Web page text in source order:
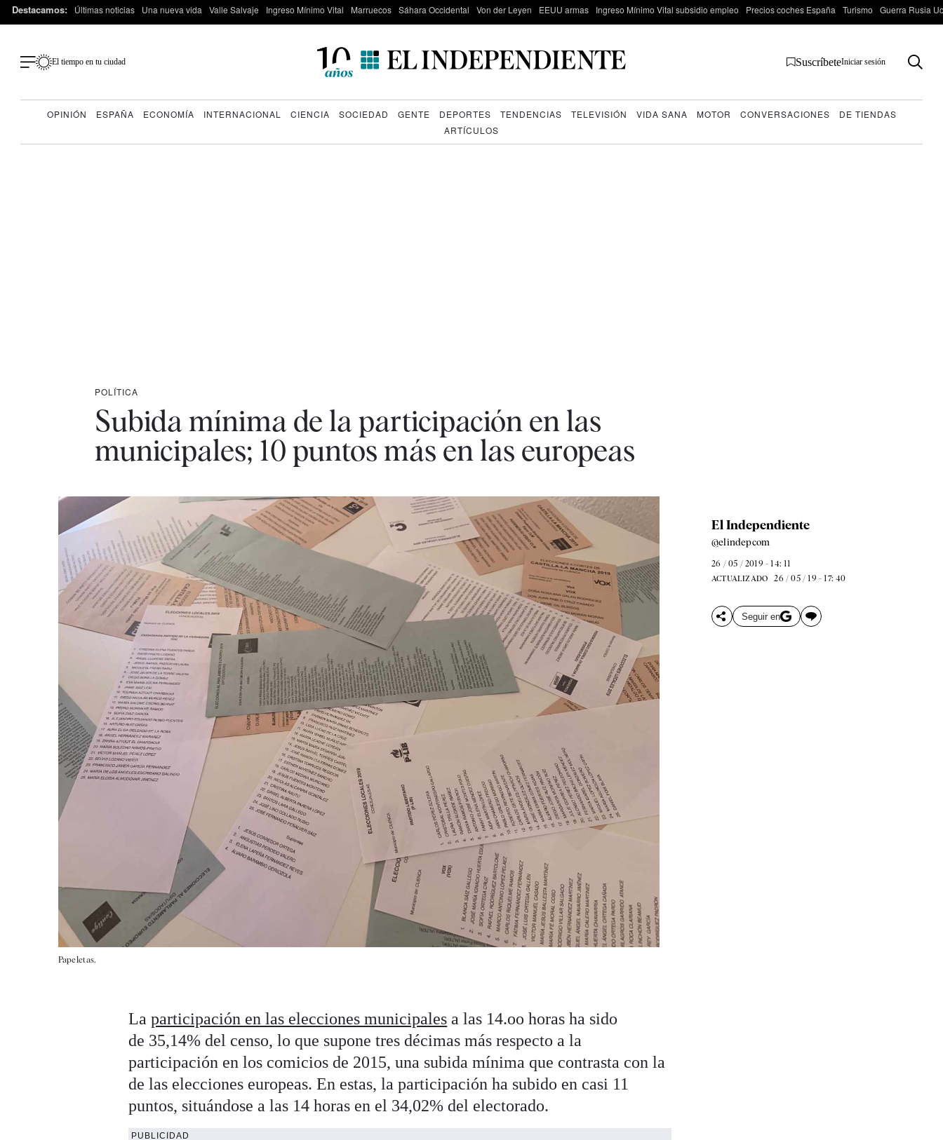
Destacamos: Últimas noticias Una nueva vida Valle Salvaje Ingreso Mínimo Vital Marruecos Sáhara Occidental Von der Leyen EEUU armas Ingreso Mínimo Vital subsidio empleo Precios coches España Turismo Guerra Rusia
El tiempo en tu ciudad SuscríbeteIniciar sesión
OPINIÓN ESPAÑA ECONOMÍA INTERNACIONAL CIENCIA SOCIEDAD GENTE DEPORTES TENDENCIAS TELEVISIÓN VIDA SANA MOTOR CONVERSACIONES
DE TIENDAS
ARTÍCULOS
POLÍTICA
Subida mínima de la participación en las
municipales; 10 puntos más en las europeas
Papeletas.
El Independiente
@elindepcom
26 / 05 / 2019 - 14: 11
ACTUALIZADO 26 / 05 / 19 - 17: 40
Seguir en
Laparticipación en las elecciones municipales a las 14.oo horas ha sido
de 35,14% del censo, lo que supone tres décimas más respecto a la
participación en los comicios de 2015, una subida mínima que contrasta con la
de las elecciones europeas. En estas, la participación ha subido en casi 11
puntos, situándose a las 14 horas en el 34,02% del electorado.
PUBLICIDAD